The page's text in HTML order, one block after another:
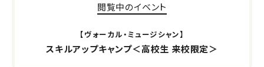
閲覧中のイベント
【ヴォーカル・ミュージシャン】
スキルアップキャンプ＜高校生 来校限定＞